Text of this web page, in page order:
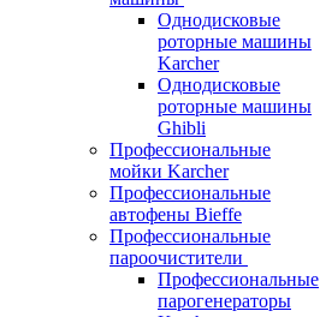
Однодисковые
роторные машины
Karcher
Однодисковые
роторные машины
Ghibli
Профессиональные
мойки Karcher
Профессиональные
автофены Bieffe
Профессиональные
пароочистители
Профессиональные
парогенераторы